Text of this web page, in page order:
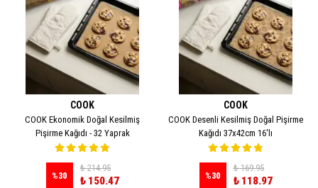
COOK
COOK Ekonomik Doğal Kesilmiş
Pişirme Kağıdı - 32 Yaprak
%30
₺ 214.95
₺ 150.47
COOK
COOK Desenli Kesilmiş Doğal Pişirme
Kağıdı 37x42cm 16'lı
%30
₺ 169.95
₺ 118.97